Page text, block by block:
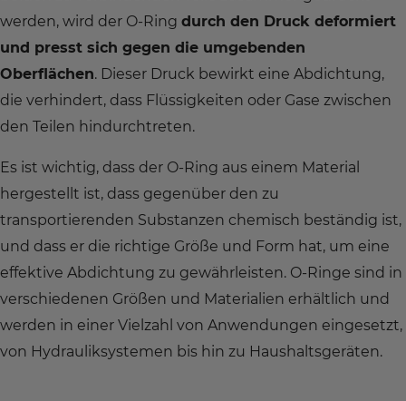
werden, wird der O-Ring durch den Druck deformiert
und presst sich gegen die umgebenden
Oberflächen. Dieser Druck bewirkt eine Abdichtung,
die verhindert, dass Flüssigkeiten oder Gase zwischen
den Teilen hindurchtreten.
Es ist wichtig, dass der O-Ring aus einem Material
hergestellt ist, dass gegenüber den zu
transportierenden Substanzen chemisch beständig ist,
und dass er die richtige Größe und Form hat, um eine
effektive Abdichtung zu gewährleisten. O-Ringe sind in
verschiedenen Größen und Materialien erhältlich und
werden in einer Vielzahl von Anwendungen eingesetzt,
von Hydrauliksystemen bis hin zu Haushaltsgeräten.